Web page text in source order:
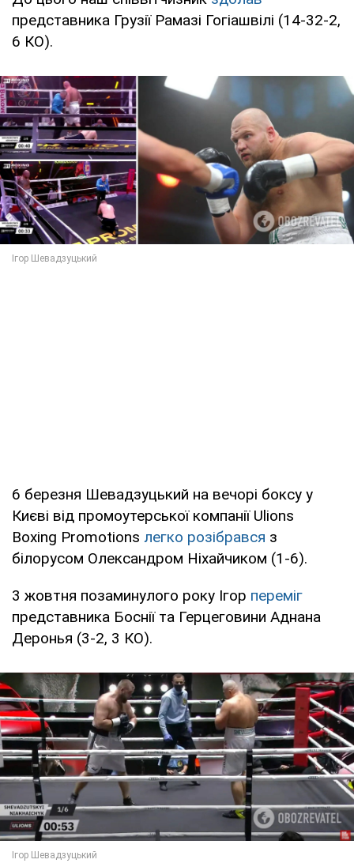
представника Грузії Рамазі Гогіашвілі (14-32-2,
6 КО).
6 березня Шевадзуцький на вечорі боксу у
Києві від промоутерської компанії Ulions
Boxing Promotions легко розібрався з
білорусом Олександром Ніхайчиком (1-6).
3 жовтня позаминулого року Ігор переміг
представника Боснії та Герцеговини Аднана
Деронья (3-2, 3 КО).